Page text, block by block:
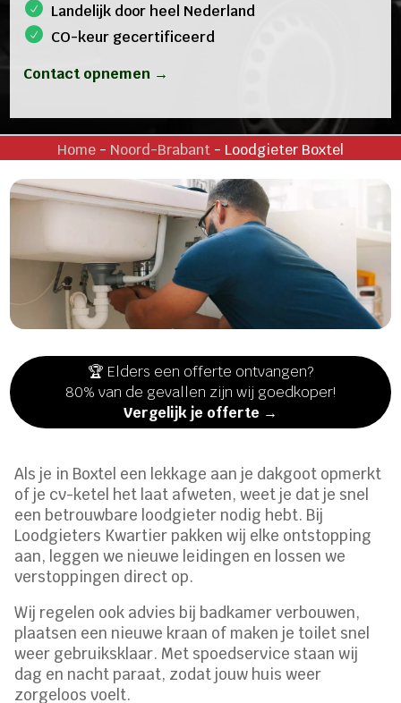
Landelijk door heel Nederland
CO-keur gecertificeerd
Contact opnemen →
Home- Noord-Brabant- Loodgieter Boxtel
🏆 Elders een offerte ontvangen?
80% van de gevallen zijn wij goedkoper!
Vergelijk je offerte →
Als je in Boxtel een lekkage aan je dakgoot opmerkt
of je cv-ketel het laat afweten, weet je dat je snel
een betrouwbare loodgieter nodig hebt. Bij
Loodgieters Kwartier pakken wij elke ontstopping
aan, leggen we nieuwe leidingen en lossen we
verstoppingen direct op.
Wij regelen ook advies bij badkamer verbouwen,
plaatsen een nieuwe kraan of maken je toilet snel
weer gebruiksklaar. Met spoedservice staan wij
dag en nacht paraat, zodat jouw huis weer
zorgeloos voelt.